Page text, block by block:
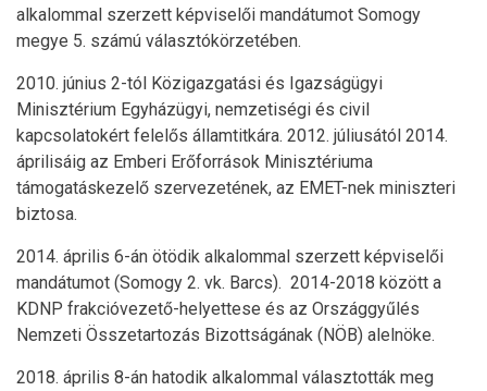
alkalommal szerzett képviselői mandátumot Somogy
megye 5. számú választókörzetében.
2010. június 2-tól Közigazgatási és Igazságügyi
Minisztérium Egyházügyi, nemzetiségi és civil
kapcsolatokért felelős államtitkára. 2012. júliusától 2014.
áprilisáig az Emberi Erőforrások Minisztériuma
támogatáskezelő szervezetének, az EMET-nek miniszteri
biztosa.
2014. április 6-án ötödik alkalommal szerzett képviselői
mandátumot (Somogy 2. vk. Barcs). 2014-2018 között a
KDNP frakcióvezető-helyettese és az Országgyűlés
Nemzeti Összetartozás Bizottságának (NÖB) alelnöke.
2018. április 8-án hatodik alkalommal választották meg